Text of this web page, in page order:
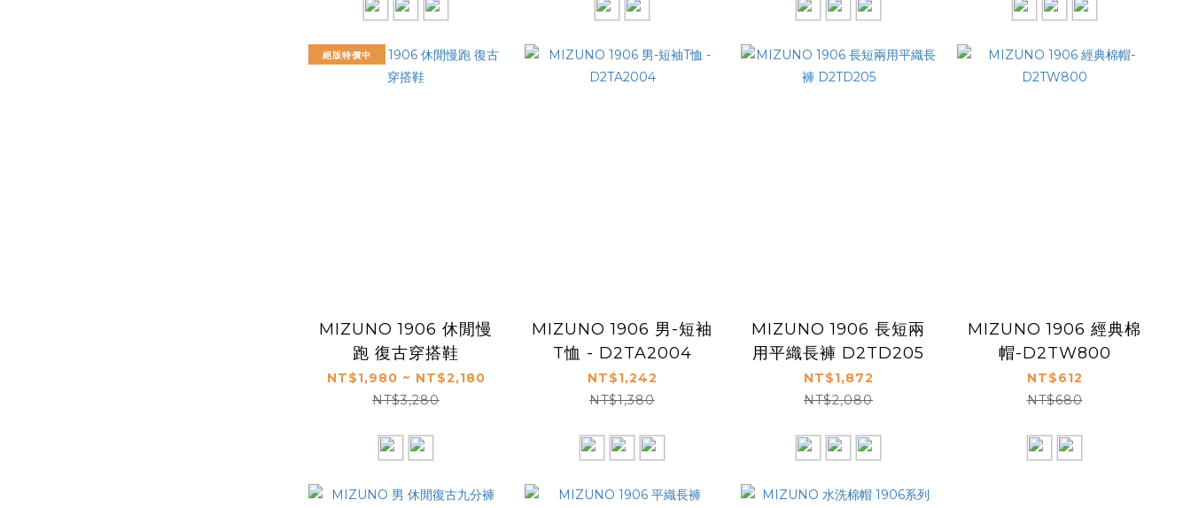
絕版特價中
MIZUNO 1906 休閒慢
跑 復古穿搭鞋
NT$1,980 ~ NT$2,180
NT$3,280
MIZUNO 1906 男-短袖
T恤 - D2TA2004
NT$1,242
NT$1,380
MIZUNO 1906 長短兩
用平織長褲 D2TD205
NT$1,872
NT$2,080
MIZUNO 1906 經典棉
帽-D2TW800
NT$612
NT$680